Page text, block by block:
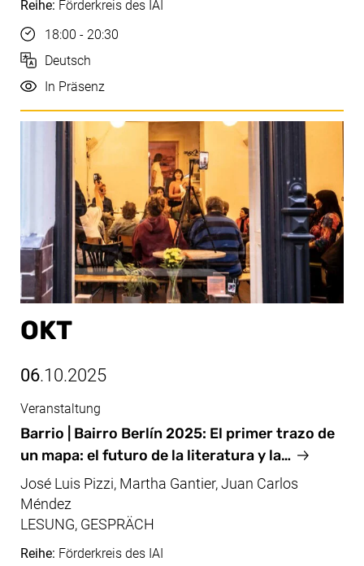
Reihe: Förderkreis des IAI
Uhrzeit
18:00 - 20:30
Sprache
Deutsch
Durchführung
In Präsenz
OKT
06.10.2025
Okt, 06.10.2025
Barrio | Bairro Berlín 2025: El primer trazo de
un mapa: el futuro de la literatura y la…
Veranstaltung
José Luis Pizzi, Martha Gantier, Juan Carlos
Méndez
LESUNG, GESPRÄCH
Reihe: Förderkreis des IAI